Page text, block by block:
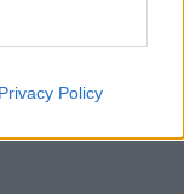
Privacy Policy